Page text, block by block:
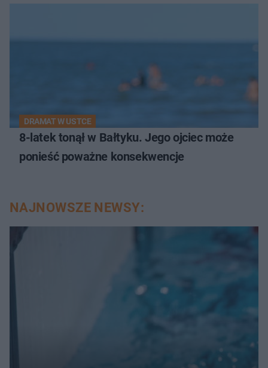
DRAMAT W USTCE
8-latek tonął w Bałtyku. Jego ojciec może
ponieść poważne konsekwencje
NAJNOWSZE NEWSY: